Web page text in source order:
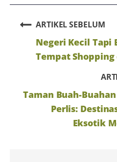
ARTIKEL SEBELUM
Negeri Kecil Tapi
Tempat Shopping
Taman Buah-
Perlis:
Eksotik